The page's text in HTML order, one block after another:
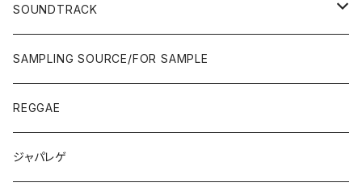
JAPAN ONLY RELEASE/REMIX
80'S
POPS/S.S.W.
ROCK/AOR
SOUNDTRACK
LP
JAPANESE
OTHERS
7"/12"
JAPANESE
SAMPLING SOURCE/FOR SAMPLE
REGGAE
ジャパレゲ